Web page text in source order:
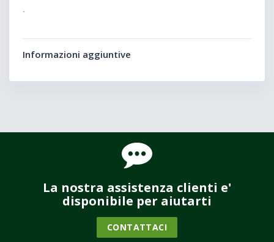
.
Informazioni aggiuntive
La nostra assistenza clienti e'
disponibile per aiutarti
CONTATTACI